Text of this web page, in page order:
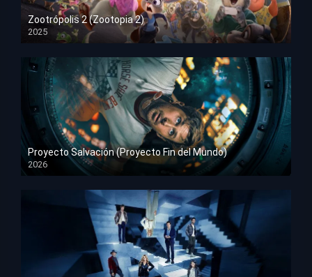
Zootrópolis 2 (Zootopia 2)
2025
HD 1080p
Proyecto Salvación (Proyecto Fin del Mundo)
2026
HD 1080p